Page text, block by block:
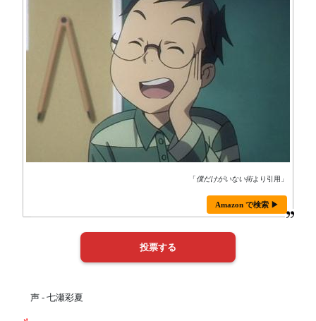
「僕だけがいない街より引用」
Amazon で検索 ▶
声 - 七瀬彩夏